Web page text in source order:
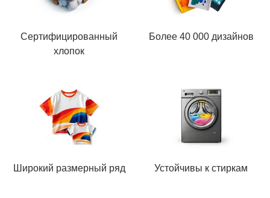
Сертифицированный
хлопок
Более 40 000 дизайнов
Широкий размерный ряд Устойчивы к стиркам